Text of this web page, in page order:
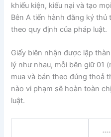
khiếu kiện, kiếu nại và tạo
Bên A tiến hành đăng ký thủ
theo quy định của pháp luật.
Giấy biên nhận được lập
lý như nhau, mỗi bên giữ 01
mua và bán theo đúng thoả
nào vi phạm sẽ hoàn toàn
luật.